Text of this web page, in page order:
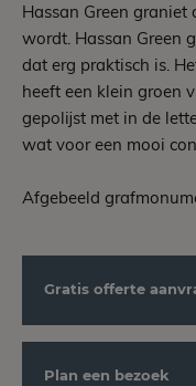
Hassan Green
wordt. Hassan Green
dat erg praktisch is.
heeft een klein groen
gepolijst met in de
wat voor een mooi
Afgebeeld
Gratis offerte
Plan een bezoek